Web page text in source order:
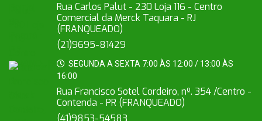
Rua Carlos Palut - 230 Loja 116 - Centro
Comercial da Merck Taquara - RJ
(FRANQUEADO)
(21)9695-81429
SEGUNDA A SEXTA 7:00 ÀS 12:00 / 13:00 ÀS
16:00
Rua Francisco Sotel Cordeiro, nº. 354 /Centro -
Contenda - PR (FRANQUEADO)
(41)9853-54583